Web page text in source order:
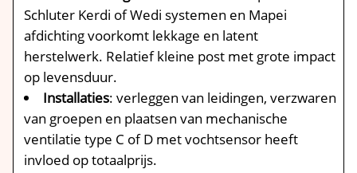
Schluter Kerdi of Wedi systemen en Mapei
afdichting voorkomt lekkage en latent
herstelwerk.​ Relatief kleine post met grote impact
op levensduur.​
Installaties: verleggen van leidingen, verzwaren
van groepen en plaatsen van mechanische
ventilatie type C of D met vochtsensor heeft
invloed op totaalprijs.​